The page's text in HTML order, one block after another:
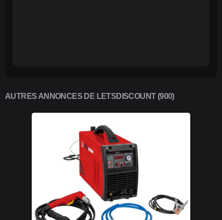
AUTRES ANNONCES DE LETSDISCOUNT (900)